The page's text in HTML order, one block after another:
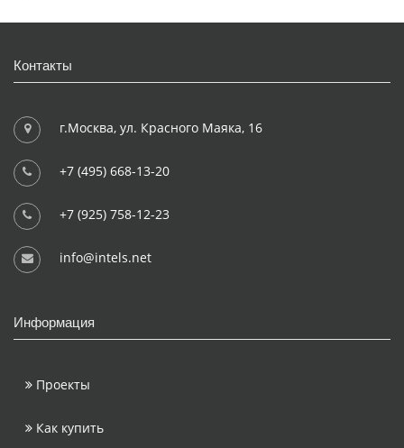
Контакты
г.Москва, ул. Красного Маяка, 16
+7 (495) 668-13-20
+7 (925) 758-12-23
info@intels.net
Информация
Проекты
Как купить